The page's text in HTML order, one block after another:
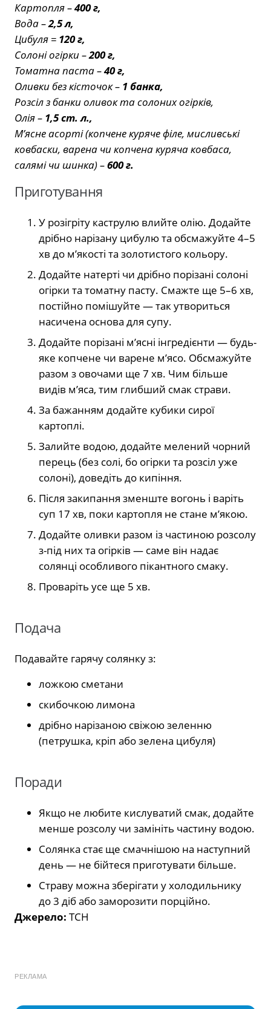
Картопля –400 г,
Вода –2,5 л,
Цибуля = 120 г,
Солоні огірки –200 г,
Томатна паста –40 г,
Оливки без кісточок – 1 банка,
Розсіл з банки оливок та солоних огірків,
Олія – 1,5 ст. л.,
Мʼясне асорті (копчене куряче філе, мисливські
ковбаски, варена чи копчена куряча ковбаса,
салямі чи шинка) –600 г.
Приготування
У розігріту каструлю влийте олію. Додайте
дрібно нарізану цибулю та обсмажуйте 4–5
хв до мʼякості та золотистого кольору.
Додайте натерті чи дрібно порізані солоні
огірки та томатну пасту. Смажте ще 5–6 хв,
постійно помішуйте — так утвориться
насичена основа для супу.
Додайте порізані мʼясні інгредієнти — будь-
яке копчене чи варене мʼясо. Обсмажуйте
разом з овочами ще 7 хв. Чим більше
видів мʼяса, тим глибший смак страви.
За бажанням додайте кубики сирої
картоплі.
Залийте водою, додайте мелений чорний
перець (без солі, бо огірки та розсіл уже
солоні), доведіть до кипіння.
Після закипання зменште вогонь і варіть
суп 17 хв, поки картопля не стане мʼякою.
Додайте оливки разом із частиною розсолу
з-під них та огірків — саме він надає
солянці особливого пікантного смаку.
Проваріть усе ще 5 хв.
Подача
Подавайте гарячу солянку з:
ложкою сметани
скибочкою лимона
дрібно нарізаною свіжою зеленню
(петрушка, кріп або зелена цибуля)
Поради
Якщо не любите кислуватий смак, додайте
менше розсолу чи замініть частину водою.
Солянка стає ще смачнішою на наступний
день — не бійтеся приготувати більше.
Страву можна зберігати у холодильнику
до 3 діб або заморозити порційно.
Джерело: ТСН
РЕКЛАМА